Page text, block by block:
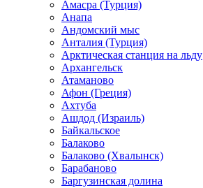
Амасра (Турция)
Анапа
Андомский мыс
Анталия (Турция)
Арктическая станция на льду
Архангельск
Атаманово
Афон (Греция)
Ахтуба
Ашдод (Израиль)
Байкальское
Балаково
Балаково (Хвалынск)
Барабаново
Баргузинская долина